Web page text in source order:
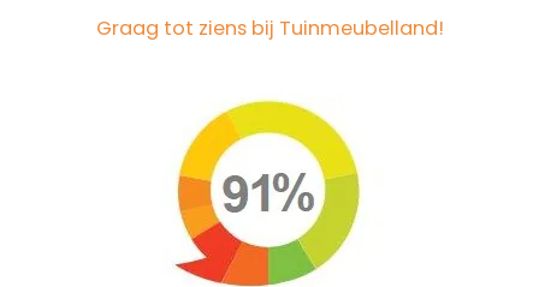
Graag tot ziens bij Tuinmeubelland!